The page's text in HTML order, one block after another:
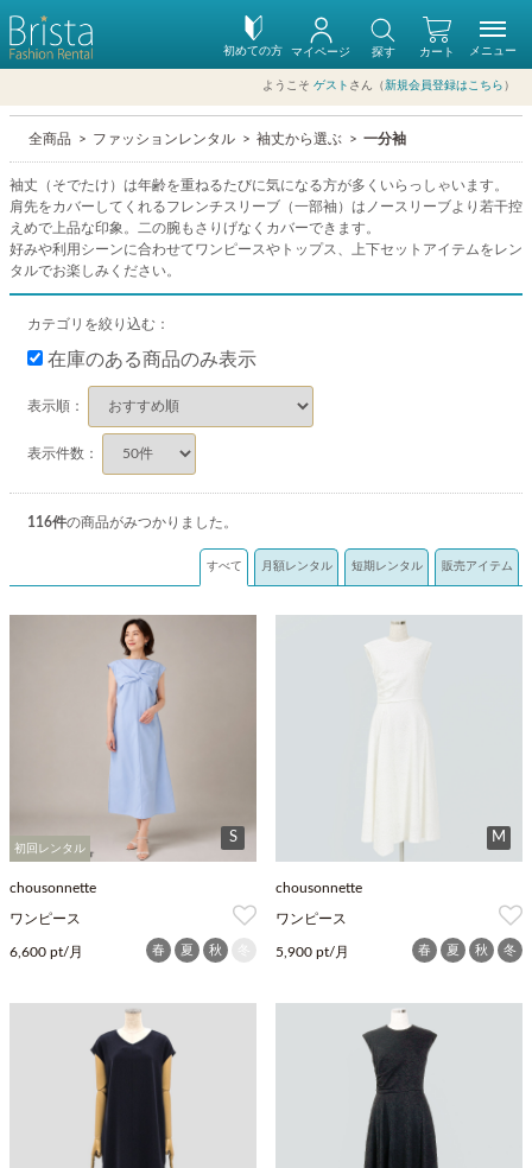
初めての方 カート
マイページ 探す
ようこそ ゲスト さん（新規会員登録はこちら ）
メニュー
全商品 ファッションレンタル 袖丈から選ぶ 一分袖
袖丈（そでたけ）は年齢を重ねるたびに気になる方が多くいらっしゃいます。
肩先をカバーしてくれるフレンチスリーブ（一部袖）はノースリーブより若干控
えめで上品な印象。二の腕もさりげなくカバーできます。
好みや利用シーンに合わせてワンピースやトップス、上下セットアイテムをレン
タルでお楽しみください。
カテゴリを絞り込む：
在庫のある商品のみ表示
表示順：
表示件数：
116件の商品がみつかりました。
すべて 月額レンタル 短期レンタル 販売アイテム
初回レンタル
S
chousonnette
ワンピース
6,600 pt/月 春 夏 秋
M
chousonnette
ワンピース
5,900 pt/月 春 夏 秋 冬